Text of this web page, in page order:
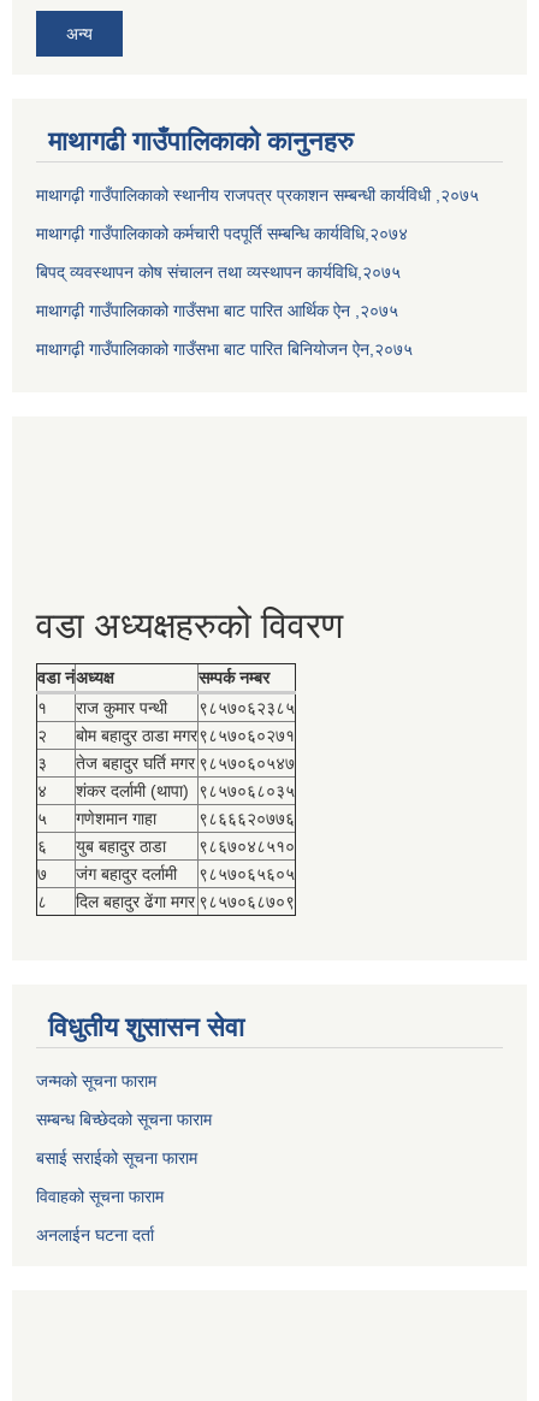
अन्य
माथागढी गाउँपालिकाको कानुनहरु
माथागढ़ी गाउँपालिकाको स्थानीय राजपत्र प्रकाशन सम्बन्धी कार्यविधी ,२०७५
माथागढ़ी गाउँपालिकाको कर्मचारी पदपूर्ति सम्बन्धि कार्यविधि,२०७४
बिपद् व्यवस्थापन कोष संचालन तथा व्यस्थापन कार्यविधि,२०७५
माथागढ़ी गाउँपालिकाको गाउँसभा बाट पारित आर्थिक ऐन ,२०७५
माथागढ़ी गाउँपालिकाको गाउँसभा बाट पारित बिनियोजन ऐन,२०७५
वडा अध्यक्षहरुको विवरण
वडा नंअध्यक्ष
सम्पर्क नम्बर
१
राज कुमार पन्थी
९८५७०६२३८५
२
बोम बहादुर ठाडा मगर९८५७०६०२७१
३
तेज बहादुर घर्ति मगर ९८५७०६०५४७
४
शंकर दर्लामी (थापा)
९८५७०६८०३५
५
गणेशमान गाहा
९८६६६२०७७६
६
युब बहादुर ठाडा
९८६७०४८५१०
७
जंग बहादुर दर्लामी
९८५७०६५६०५
८
दिल बहादुर ढेंगा मगर ९८५७०६८७०९
विधुतीय शुसासन सेवा
जन्मको सूचना फाराम
सम्बन्ध बिच्छेदको सूचना फाराम
बसाई सराईको सूचना फाराम
विवाहको सूचना फाराम
अनलाईन घटना दर्ता